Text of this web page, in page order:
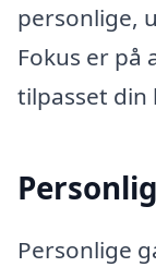
personlige,
Fokus er på
tilpasset din
Personlige